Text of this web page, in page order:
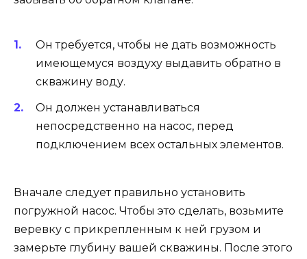
Он требуется, чтобы не дать возможность
имеющемуся воздуху выдавить обратно в
скважину воду.
Он должен устанавливаться
непосредственно на насос, перед
подключением всех остальных элементов.
Вначале следует правильно установить
погружной насос. Чтобы это сделать, возьмите
веревку с прикрепленным к ней грузом и
замерьте глубину вашей скважины. После этого